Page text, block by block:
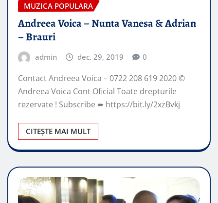
MUZICA POPULARA
Andreea Voica – Nunta Vanesa & Adrian
– Brauri
admin dec. 29, 2019 0
Contact Andreea Voica – 0722 208 619 2020 ©
Andreea Voica Cont Oficial Toate drepturile
rezervate ! Subscribe ➠ https://bit.ly/2xzBvkj
CITEȘTE MAI MULT